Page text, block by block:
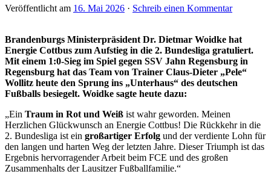
Veröffentlicht am 16. Mai 2026 · Schreib einen Kommentar
Brandenburgs Ministerpräsident Dr. Dietmar Woidke hat
Energie Cottbus zum Aufstieg in die 2. Bundesliga gratuliert.
Mit einem 1:0-Sieg im Spiel gegen SSV Jahn Regensburg in
Regensburg hat das Team von Trainer Claus-Dieter „Pele“
Wollitz heute den Sprung ins „Unterhaus“ des deutschen
Fußballs besiegelt. Woidke sagte heute dazu:
„Ein Traum in Rot und Weiß ist wahr geworden. Meinen
Herzlichen Glückwunsch an Energie Cottbus! Die Rückkehr in die
2. Bundesliga ist ein großartiger Erfolg und der verdiente Lohn für
den langen und harten Weg der letzten Jahre. Dieser Triumph ist das
Ergebnis hervorragender Arbeit beim FCE und des großen
Zusammenhalts der Lausitzer Fußballfamilie.“